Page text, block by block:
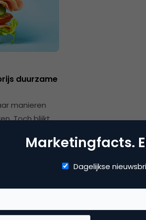
duurzame
manieren
Toch blijkt
te laten
vinden,
te laten
Marketingfacts.
Dagelijkse